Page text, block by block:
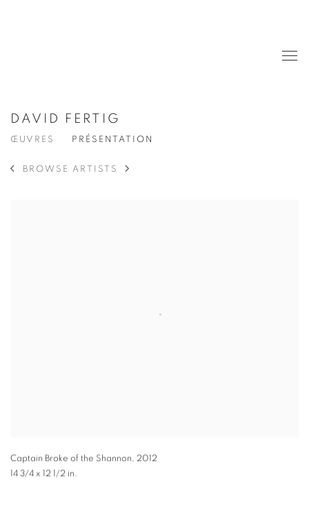
DAVID FERTIG
ŒUVRES PRÉSENTATION
BROWSE ARTISTS
Captain Broke of the Shannon, 2012
14 3/4 x 12 1/2 in.